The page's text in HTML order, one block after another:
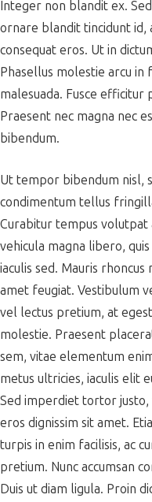
Integer non blandit ex.
ornare blandit tincidunt id,
consequat eros. Ut in
Phasellus molestie arcu in
malesuada. Fusce efficitur
Praesent nec magna nec
bibendum.
Ut tempor bibendum nisl,
condimentum tellus
Curabitur tempus volutpat
vehicula magna libero,
iaculis sed. Mauris rhoncus
amet feugiat. Vestibulum
vel lectus pretium, at
molestie. Praesent
sem, vitae elementum
metus ultricies, iaculis elit
Sed imperdiet tortor justo,
eros dignissim sit amet.
turpis in enim facilisis, ac
pretium. Nunc accumsan
Duis ut diam ligula. Proin